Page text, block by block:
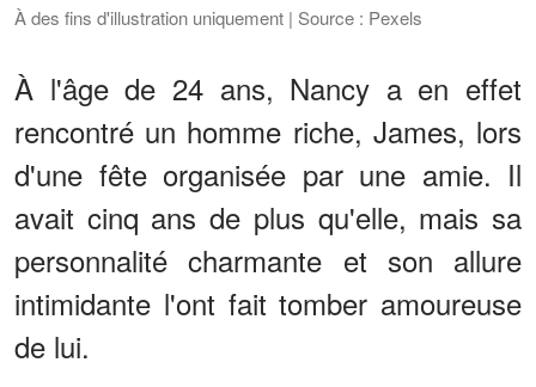
À des fins d'illustration uniquement | Source : Pexels
À l'âge de 24 ans, Nancy a en effet
rencontré un homme riche, James, lors
d'une fête organisée par une amie. Il
avait cinq ans de plus qu'elle, mais sa
personnalité charmante et son allure
intimidante l'ont fait tomber amoureuse
de lui.